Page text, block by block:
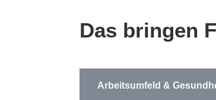
Das bringen
Arbeitsumfeld &